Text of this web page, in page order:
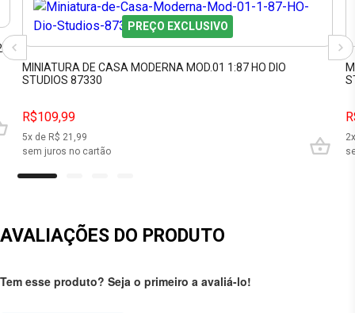
PREÇO EXCLUSIVO
MINIATURA DE CASA MODERNA MOD.01 1:87 HO DIO
STUDIOS 87330
R$109,99
5x de R$ 21,99
sem juros no cartão
2
AVALIAÇÕES DO PRODUTO
Tem esse produto? Seja o primeiro a avaliá-lo!